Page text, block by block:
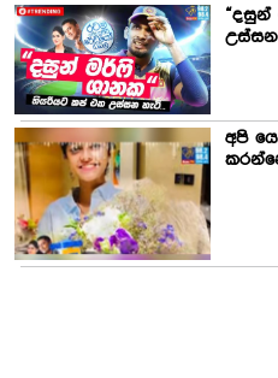
අපි